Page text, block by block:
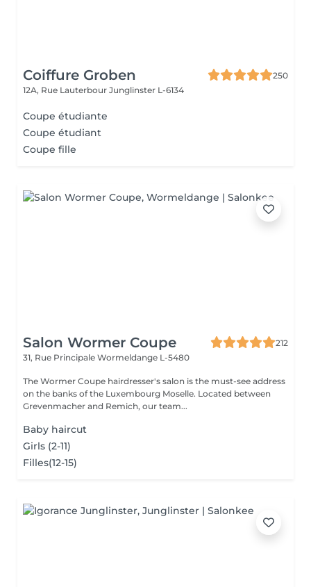
Coiffure Groben
250
12A, Rue Lauterbour Junglinster L-6134
Coupe étudiante
Coupe étudiant
Coupe fille
Salon Wormer Coupe
212
31, Rue Principale Wormeldange L-5480
The Wormer Coupe hairdresser's salon is the must-see address
on the banks of the Luxembourg Moselle. Located between
Grevenmacher and Remich, our team...
Baby haircut
Girls (2-11)
Filles(12-15)